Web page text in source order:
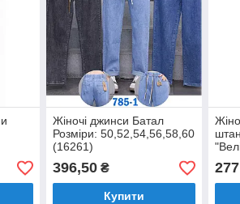
Жіночі джинси Батал
Розміри: 50,52,54,56,58,60
(16261)
396,50₴
Купити